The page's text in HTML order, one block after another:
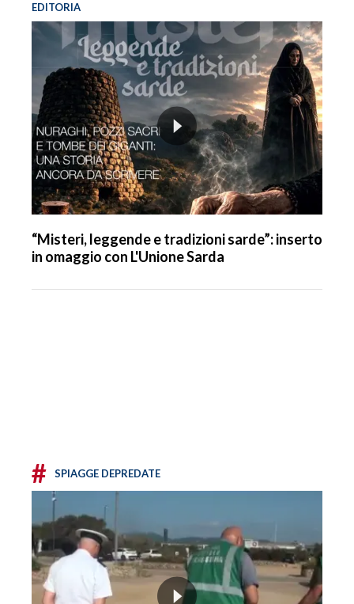
EDITORIA
“Misteri, leggende e tradizioni sarde”: inserto
in omaggio con L'Unione Sarda
# SPIAGGE DEPREDATE